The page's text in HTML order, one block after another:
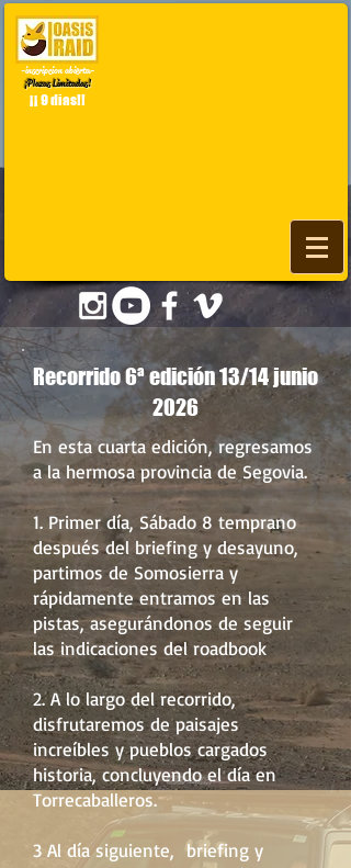
1/49
-inscripcion abierta-
¡Plazas Limitadas!
¡¡ 9 dias!!
Recorrido 6ª edición 13/14 junio
2026
En esta cuarta edición, regresamos
a la hermosa provincia de Segovia.
1. Primer día, Sábado 8 temprano
después del briefing y desayuno,
partimos de Somosierra y
rápidamente entramos en las
pistas, asegurándonos de seguir
las indicaciones del roadbook
2. A lo largo del recorrido,
disfrutaremos de paisajes
increíbles y pueblos cargados
historia, concluyendo el día en
Torrecaballeros.
3 Al día siguiente, briefing y